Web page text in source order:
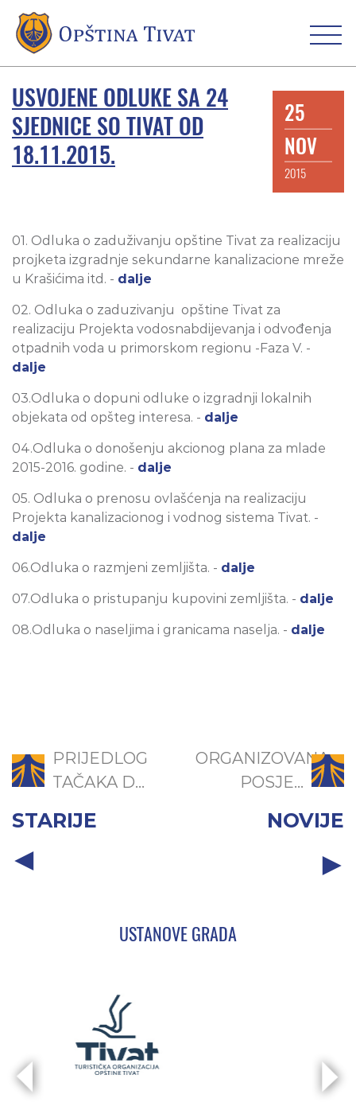
USVOJENE ODLUKE SA 24
SJEDNICE SO TIVAT OD
18.11.2015.
25
NOV
2015
01. Odluka o zaduživanju opštine Tivat za realizaciju
projketa izgradnje sekundarne kanalizacione mreže
u Krašićima itd. - dalje
02. Odluka o zaduzivanju opštine Tivat za
realizaciju Projekta vodosnabdijevanja i odvođenja
otpadnih voda u primorskom regionu -Faza V. -
dalje
03.Odluka o dopuni odluke o izgradnji lokalnih
objekata od opšteg interesa. - dalje
04.Odluka o donošenju akcionog plana za mlade
2015-2016. godine. - dalje
05. Odluka o prenosu ovlašćenja na realizaciju
Projekta kanalizacionog i vodnog sistema Tivat. -
dalje
06.Odluka o razmjeni zemljišta. - dalje
07.Odluka o pristupanju kupovini zemljišta. - dalje
08.Odluka o naseljima i granicama naselja. - dalje
PRIJEDLOG
TAČAKA D...
STARIJE
ORGANIZOVANA
POSJE...
NOVIJE
USTANOVE GRADA